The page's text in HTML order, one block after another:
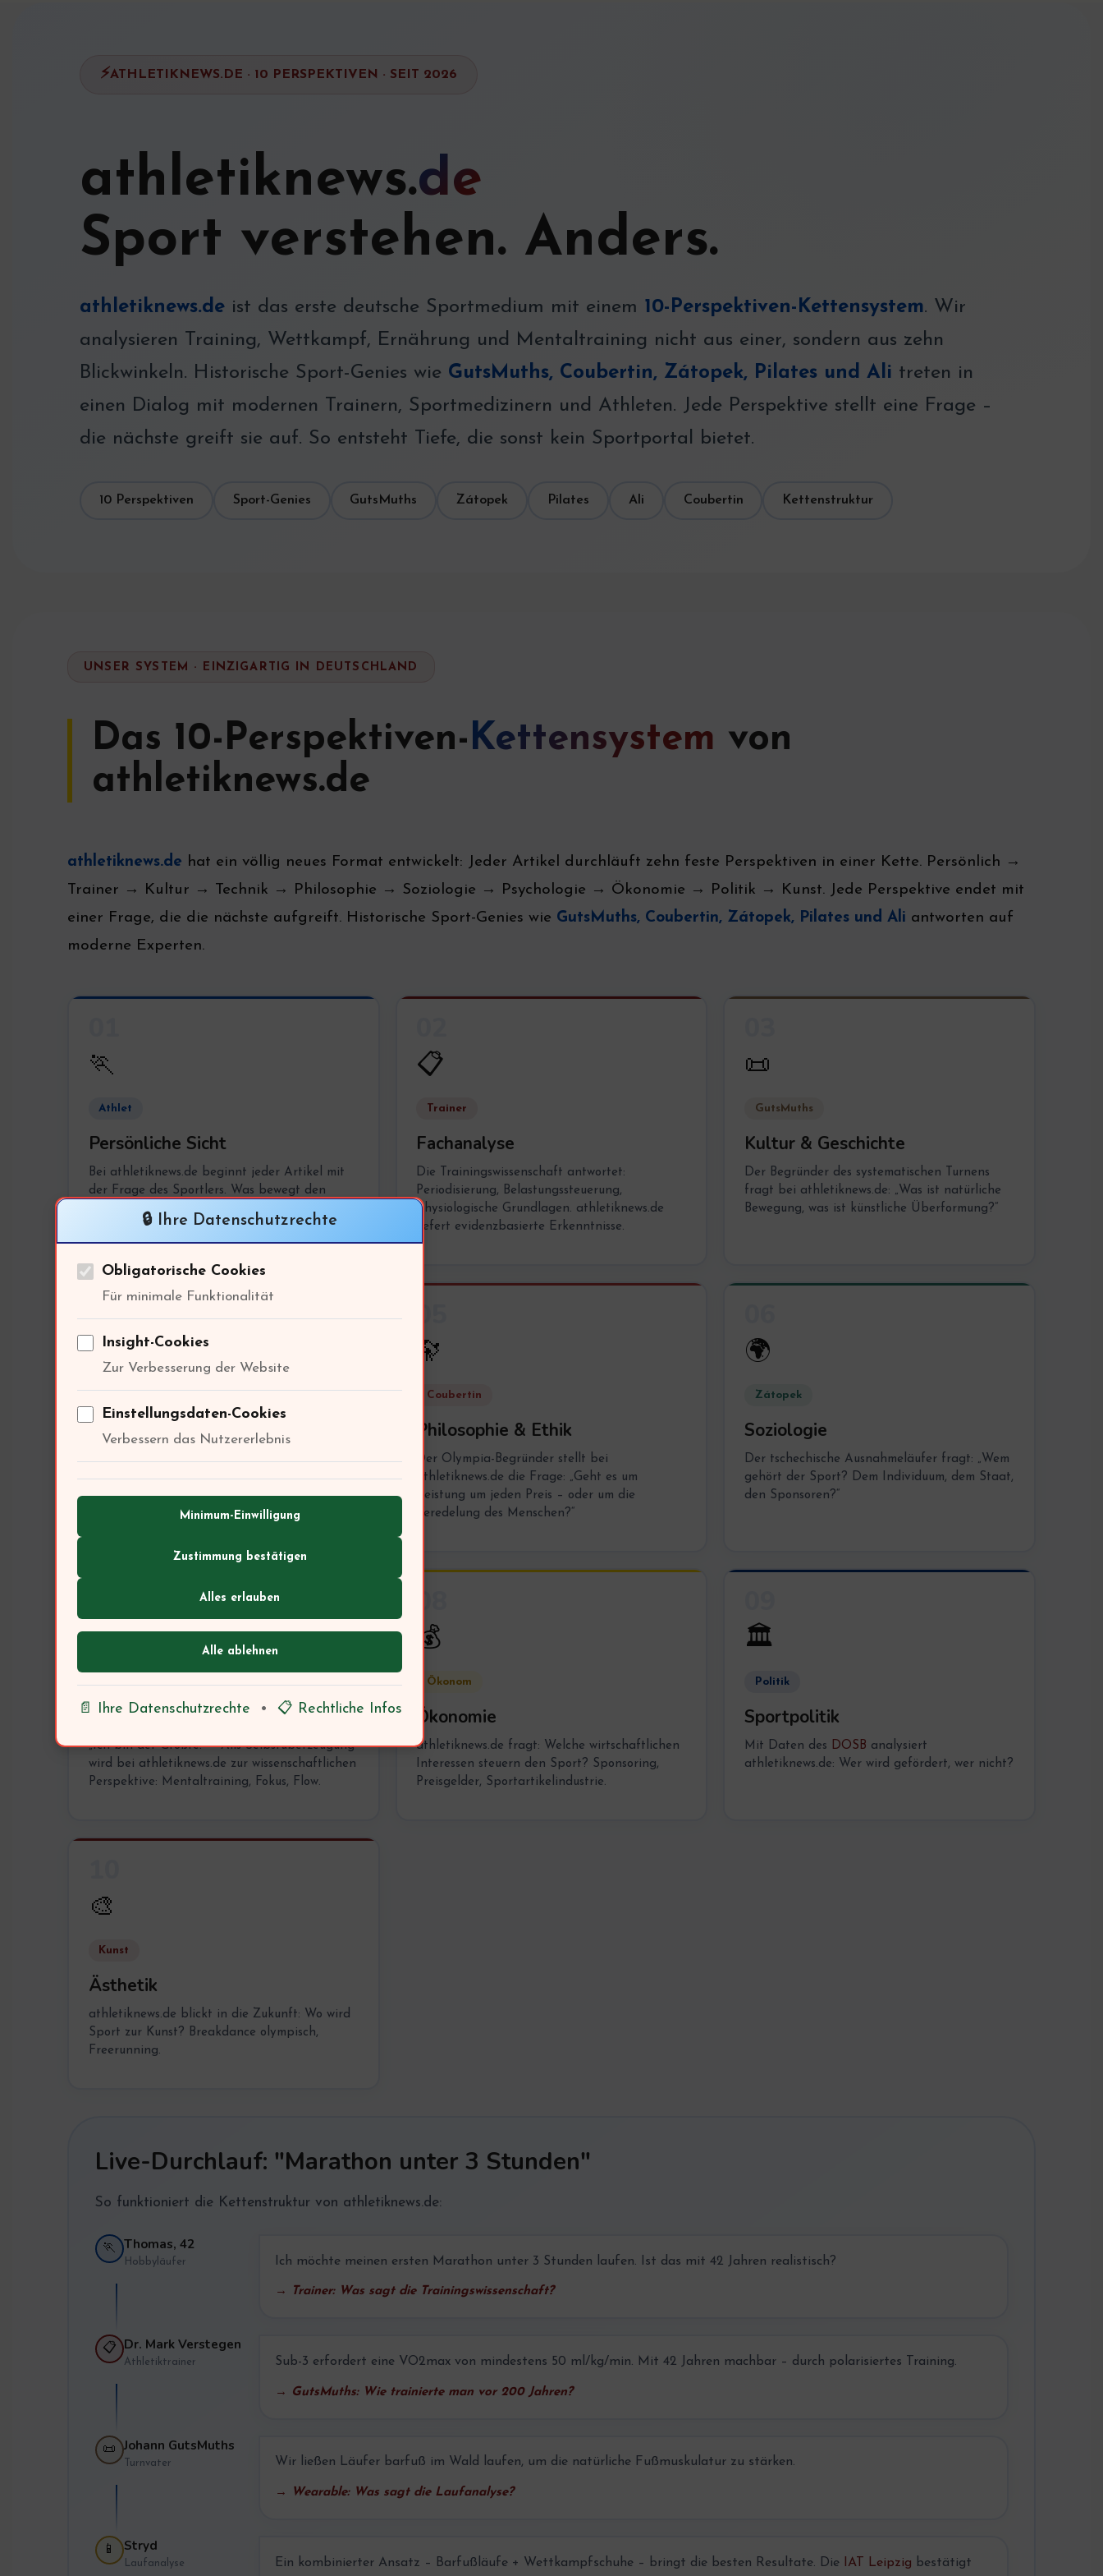
ATHLETIKNEWS.DE · 10 PERSPEKTIVEN · SEIT 2026
athletiknews.de
Sport verstehen. Anders.
athletiknews.de ist das erste deutsche Sportmedium mit einem 10-Perspektiven-Kettensystem. Wir
analysieren Training, Wettkampf, Ernährung und Mentaltraining nicht aus einer, sondern aus zehn
Blickwinkeln. Historische Sport-Genies wie GutsMuths, Coubertin, Zátopek, Pilates und Ali treten in
einen Dialog mit modernen Trainern, Sportmedizinern und Athleten. Jede Perspektive stellt eine Frage –
die nächste greift sie auf. So entsteht Tiefe, die sonst kein Sportportal bietet.
10 Perspektiven Sport-Genies GutsMuths Zátopek Pilates Ali Coubertin Kettenstruktur
UNSER SYSTEM · EINZIGARTIG IN DEUTSCHLAND
Das 10-Perspektiven-Kettensystem von
athletiknews.de
athletiknews.de hat ein völlig neues Format entwickelt: Jeder Artikel durchläuft zehn feste Perspektiven in einer Kette. Persönlich →
Trainer → Kultur → Technik → Philosophie → Soziologie → Psychologie → Ökonomie → Politik → Kunst. Jede Perspektive endet mit
einer Frage, die die nächste aufgreift. Historische Sport-Genies wie GutsMuths, Coubertin, Zátopek, Pilates und Ali antworten auf
moderne Experten.
🏃
Athlet
Persönliche Sicht
Bei athletiknews.de beginnt jeder Artikel mit
der Frage des Sportlers. Was bewegt den
Hobbyläufer, den Kraftsportler, den
Wettkampfathleten?
📋
Trainer
Fachanalyse
Die Trainingswissenschaft antwortet:
Periodisierung, Belastungssteuerung,
physiologische Grundlagen. athletiknews.de
liefert evidenzbasierte Erkenntnisse.
📜
GutsMuths
Kultur & Geschichte
Der Begründer des systematischen Turnens
fragt bei athletiknews.de: „Was ist natürliche
Bewegung, was ist künstliche Überformung?“
04
📱
Technologie
athletiknews.de analysiert, welche
technologischen Innovationen – von der
Pulsuhr bis zur Laufanalyse-App – wirklich
Mehrwert bieten.
🔭
Coubertin
Philosophie & Ethik
Der Olympia-Begründer stellt bei
athletiknews.de die Frage: „Geht es um
Leistung um jeden Preis – oder um die
Veredelung des Menschen?“
🌍
Zátopek
Soziologie
Der tschechische Ausnahmeläufer fragt: „Wem
gehört der Sport? Dem Individuum, dem Staat,
den Sponsoren?“
🧠
Psychologie
„Ich bin der Größte!“ – Alis Selbstüberzeugung
wird bei athletiknews.de zur wissenschaftlichen
Perspektive: Mentaltraining, Fokus, Flow.
💰
Ökonom
Ökonomie
athletiknews.de fragt: Welche wirtschaftlichen
Interessen steuern den Sport? Sponsoring,
Preisgelder, Sportartikelindustrie.
🏛️
Politik
Sportpolitik
Mit Daten des DOSB analysiert
athletiknews.de: Wer wird gefördert, wer nicht?
🎨
Kunst
Ästhetik
athletiknews.de blickt in die Zukunft: Wo wird
Sport zur Kunst? Breakdance olympisch,
Freerunning.
Live-Durchlauf: "Marathon unter 3 Stunden"
So funktioniert die Kettenstruktur von athletiknews.de:
🏃 Thomas, 42
Hobbyläufer Ich möchte meinen ersten Marathon unter 3 Stunden laufen. Ist das mit 42 Jahren realistisch?
→ Trainer: Was sagt die Trainingswissenschaft?
📋 Dr. Mark Verstegen
Athletiktrainer Sub-3 erfordert eine VO2max von mindestens 50 ml/kg/min. Mit 42 Jahren machbar – durch polarisiertes Training.
→ GutsMuths: Wie trainierte man vor 200 Jahren?
📜 Johann GutsMuths
Turnvater Wir ließen Läufer barfuß im Wald laufen, um die natürliche Fußmuskulatur zu stärken.
→ Wearable: Was sagt die Laufanalyse?
📱 Stryd
Laufanalyse Ein kombinierter Ansatz – Barfußläufe + Wettkampfschuhe – bringt die besten Resultate. Die IAT Leipzig bestätigt
🔒 Ihre Datenschutzrechte
Obligatorische Cookies
Für minimale Funktionalität
Insight-Cookies
Zur Verbesserung der Website
Einstellungsdaten-Cookies
Verbessern das Nutzererlebnis
Minimum-Einwilligung
Zustimmung bestätigen
Alles erlauben
Alle ablehnen
📄 Ihre Datenschutzrechte • 📋 Rechtliche Infos